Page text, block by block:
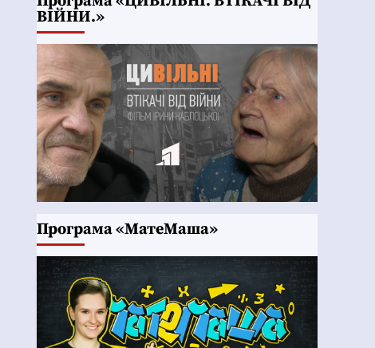
ВІЙНИ.»
Програма «МатеМаша»